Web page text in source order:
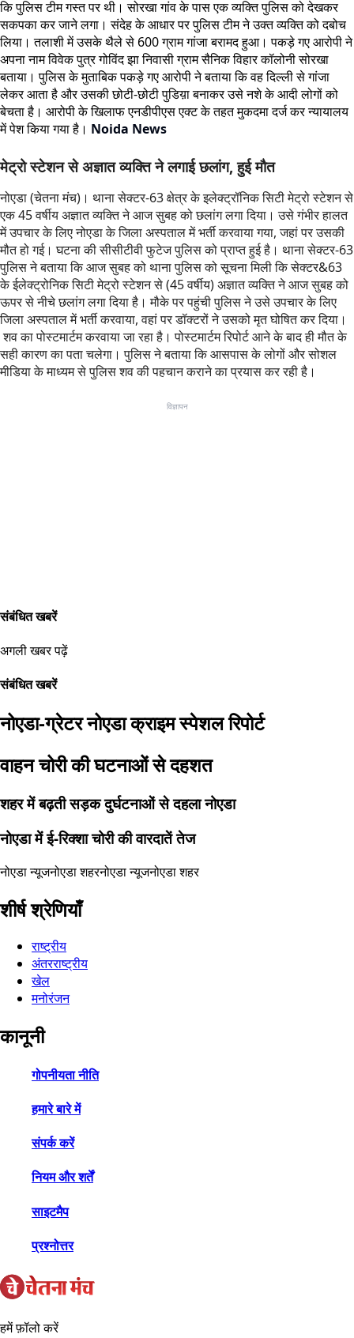
कि पुलिस टीम गस्त पर थी। सोरखा गांव के पास एक व्यक्ति पुलिस को देखकर
सकपका कर जाने लगा। संदेह के आधार पर पुलिस टीम ने उक्त व्यक्ति को दबोच
लिया। तलाशी में उसके थैले से 600 ग्राम गांजा बरामद हुआ। पकड़े गए आरोपी ने
अपना नाम विवेक पुत्र गोविंद झा निवासी ग्राम सैनिक विहार कॉलोनी सोरखा
बताया। पुलिस के मुताबिक पकड़े गए आरोपी ने बताया कि वह दिल्ली से गांजा
लेकर आता है और उसकी छोटी-छोटी पुडिय़ा बनाकर उसे नशे के आदी लोगों को
बेचता है। आरोपी के खिलाफ एनडीपीएस एक्ट के तहत मुकदमा दर्ज कर न्यायालय
में पेश किया गया है। Noida News
मेट्रो स्टेशन से अज्ञात व्यक्ति ने लगाई छलांग, हुई मौत
नोएडा (चेतना मंच)। थाना सेक्टर-63 क्षेत्र के इलेक्ट्रॉनिक सिटी मेट्रो स्टेशन से
एक 45 वर्षीय अज्ञात व्यक्ति ने आज सुबह को छलांग लगा दिया। उसे गंभीर हालत
में उपचार के लिए नोएडा के जिला अस्पताल में भर्ती करवाया गया, जहां पर उसकी
मौत हो गई। घटना की सीसीटीवी फुटेज पुलिस को प्राप्त हुई है। थाना सेक्टर-63
पुलिस ने बताया कि आज सुबह को थाना पुलिस को सूचना मिली कि सेक्टर&63
के ईलेक्ट्रोनिक सिटी मेट्रो स्टेशन से (45 वर्षीय) अज्ञात व्यक्ति ने आज सुबह को
ऊपर से नीचे छलांग लगा दिया है। मौके पर पहुंची पुलिस ने उसे उपचार के लिए
जिला अस्पताल में भर्ती करवाया, वहां पर डॉक्टरों ने उसको मृत घोषित कर दिया।
शव का पोस्टमार्टम करवाया जा रहा है। पोस्टमार्टम रिपोर्ट आने के बाद ही मौत के
सही कारण का पता चलेगा। पुलिस ने बताया कि आसपास के लोगों और सोशल
मीडिया के माध्यम से पुलिस शव की पहचान कराने का प्रयास कर रही है।
विज्ञापन
संबंधित खबरें
अगली खबर पढ़ें
संबंधित खबरें
नोएडा-ग्रेटर नोएडा क्राइम स्पेशल रिपोर्ट
वाहन चोरी की घटनाओं से दहशत
शहर में बढ़ती सड़क दुर्घटनाओं से दहला नोएडा
नोएडा में ई-रिक्शा चोरी की वारदातें तेज
नोएडा न्यूजनोएडा शहरनोएडा न्यूजनोएडा शहर
शीर्ष श्रेणियाँ
राष्ट्रीय
अंतरराष्ट्रीय
खेल
मनोरंजन
कानूनी
गोपनीयता नीति
हमारे बारे में
संपर्क करें
नियम और शर्तें
साइटमैप
प्रश्नोत्तर
हमें फ़ॉलो करें